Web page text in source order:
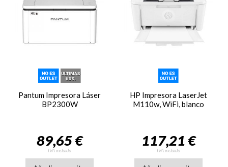
Pantum Impresora Láser
BP2300W
89,65 €
IVA incluido
HP Impresora LaserJet
M110w, WiFi, blanco
117,21 €
IVA incluido